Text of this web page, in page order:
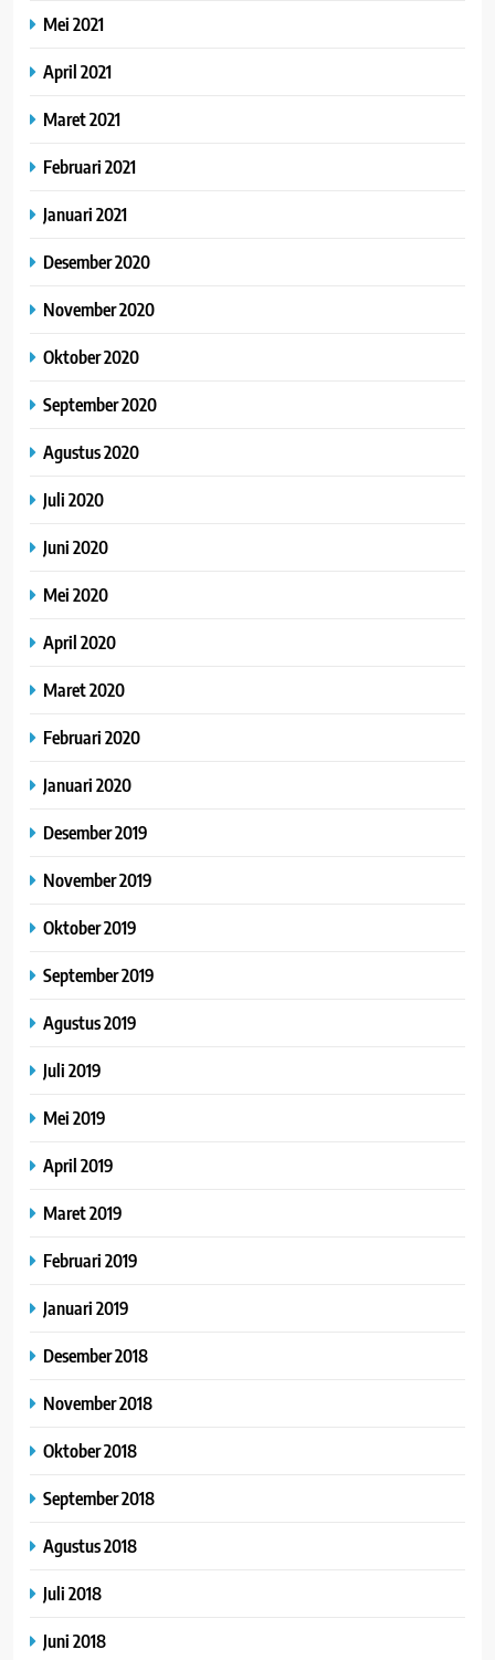
Mei 2021
April 2021
Maret 2021
Februari 2021
Januari 2021
Desember 2020
November 2020
Oktober 2020
September 2020
Agustus 2020
Juli 2020
Juni 2020
Mei 2020
April 2020
Maret 2020
Februari 2020
Januari 2020
Desember 2019
November 2019
Oktober 2019
September 2019
Agustus 2019
Juli 2019
Mei 2019
April 2019
Maret 2019
Februari 2019
Januari 2019
Desember 2018
November 2018
Oktober 2018
September 2018
Agustus 2018
Juli 2018
Juni 2018